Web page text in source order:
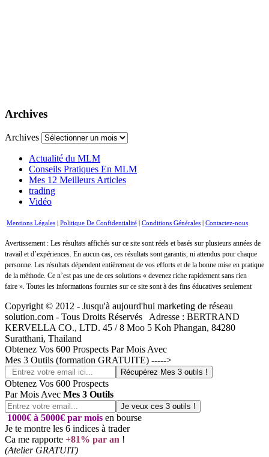
Archives
Archives
Actualité du MLM
Conseils Pratiques En MLM
Mes 12 Meilleurs Articles
trading
Vidéo
Mentions Légales Politique De Confidentialité Conditions Générales Contactez-nous
Avertissement : Les résultats affichés sur ce site sont réels et basés sur plusieurs années de
travail et d’expériences. En aucun cas, ces résultats sont garantis, ni attendus pour chaque
personne. Les résultats dépendent entièrement de vos efforts et de la bonne mise en pratique
de la méthode. Ce n’est pas une de ces solutions « devenez riche rapidement sans rien
faire ». Toutes les informations fournies sur ce site sont à des fins éducatives seulement
Copyright © 2012 - Jusqu'à aujourd'hui marketing de réseau
solution.com - Tous Droits Réservés Adresse : BERTRAND
KERVELLA CO., LTD. 45 / 8 Moo 5 Koh Phangan, 84280
Suratthani, Thailand
Obtenez Vos 600 Prospects Par Mois Avec
Mes 3 Outils (formation GRATUITE) ----->
Obtenez Vos 600 Prospects
Par Mois Avec Mes 3 Outils
1000€ à 5000€ par mois en bourse
Je te montre les 6 indices à trader
Ca me rapporte +81% par an !
(Atelier GRATUIT)